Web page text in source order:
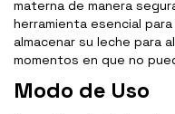
materna de manera
herramienta esencial
almacenar su leche para
momentos en que no
Modo de Uso